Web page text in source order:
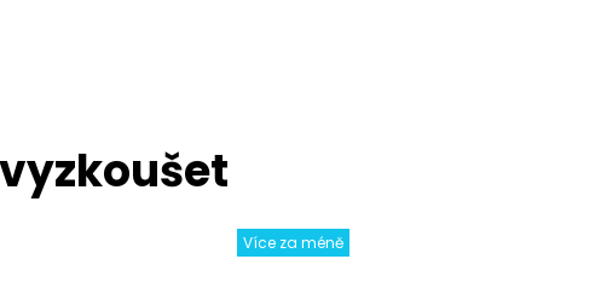
Více za méně